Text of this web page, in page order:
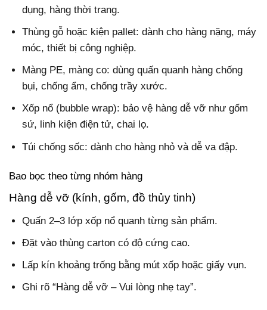
dụng, hàng thời trang.
Thùng gỗ hoặc kiện pallet: dành cho hàng nặng, máy
móc, thiết bị công nghiệp.
Màng PE, màng co: dùng quấn quanh hàng chống
bụi, chống ẩm, chống trầy xước.
Xốp nổ (bubble wrap): bảo vệ hàng dễ vỡ như gốm
sứ, linh kiện điện tử, chai lọ.
Túi chống sốc: dành cho hàng nhỏ và dễ va đập.
Bao bọc theo từng nhóm hàng
Hàng dễ vỡ (kính, gốm, đồ thủy tinh)
Quấn 2–3 lớp xốp nổ quanh từng sản phẩm.
Đặt vào thùng carton có độ cứng cao.
Lấp kín khoảng trống bằng mút xốp hoặc giấy vụn.
Ghi rõ “Hàng dễ vỡ – Vui lòng nhẹ tay”.